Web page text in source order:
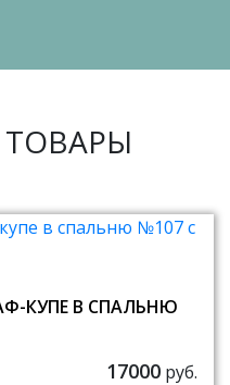
КУПЕ В СПАЛЬНЮ
17000 руб.